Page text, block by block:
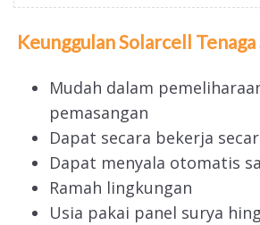
Keunggulan Solarcell Tenaga
Mudah dalam
pemasangan
Dapat secara bekerja
Dapat menyala otomatis
Ramah lingkungan
Usia pakai panel surya